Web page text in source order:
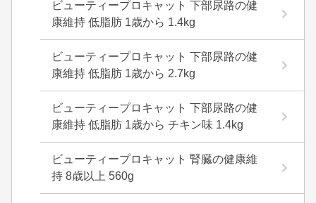
ビューティープロキャット 下部尿路の健
康維持 低脂肪 1歳から 1.4kg
ビューティープロキャット 下部尿路の健
康維持 低脂肪 1歳から 2.7kg
ビューティープロキャット 下部尿路の健
康維持 低脂肪 1歳から チキン味 1.4kg
ビューティープロキャット 腎臓の健康維
持 8歳以上 560g